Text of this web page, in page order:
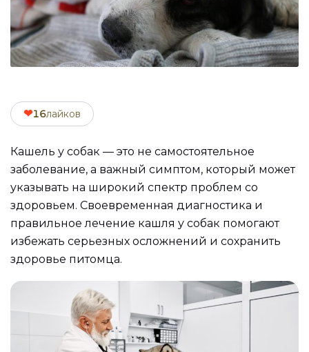
❤16лайков
Кашель у собак — это не самостоятельное
заболевание, а важный симптом, который может
указывать на широкий спектр проблем со
здоровьем. Своевременная диагностика и
правильное лечение кашля у собак помогают
избежать серьезных осложнений и сохранить
здоровье питомца.